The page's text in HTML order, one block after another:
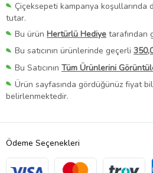
Çiçeksepeti kampanya koşullarında
tutar.
Bu ürün Hertürlü Hediye tarafından
Bu satıcının ürünlerinde geçerli
Bu Satıcının Tüm Ürünlerini
Ürün sayfasında gördüğünüz fiyat
belirlenmektedir.
Ödeme Seçenekleri